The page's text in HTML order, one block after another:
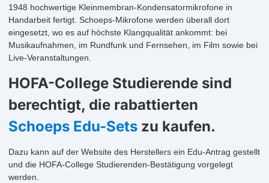
1948 hochwertige Kleinmembran-Kondensatormikrofone in
Handarbeit fertigt. Schoeps-Mikrofone werden überall dort
eingesetzt, wo es auf höchste Klangqualität ankommt: bei
Musikaufnahmen, im Rundfunk und Fernsehen, im Film sowie bei
Live-Veranstaltungen.
HOFA-College Studierende sind
berechtigt, die rabattierten
Schoeps Edu-Sets zu kaufen.
Dazu kann auf der Website des Herstellers ein Edu-Antrag gestellt
und die HOFA-College Studierenden-Bestätigung vorgelegt
werden.